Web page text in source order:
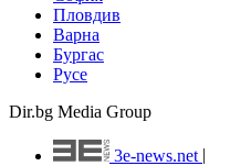
Пловдив
Варна
Бургас
Русе
Dir.bg Media Group
3e-news.net